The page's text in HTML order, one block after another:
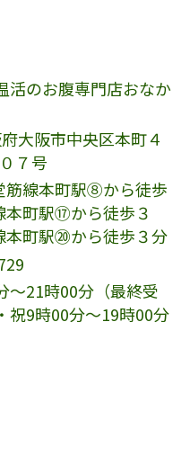
活のお腹専門店おなか
大阪市中央区本町４
７号
筋線本町駅⑧から徒歩
本町駅⑰から徒歩３
本町駅⑳から徒歩３分
～21時00分（最終受
祝9時00分～19時00分